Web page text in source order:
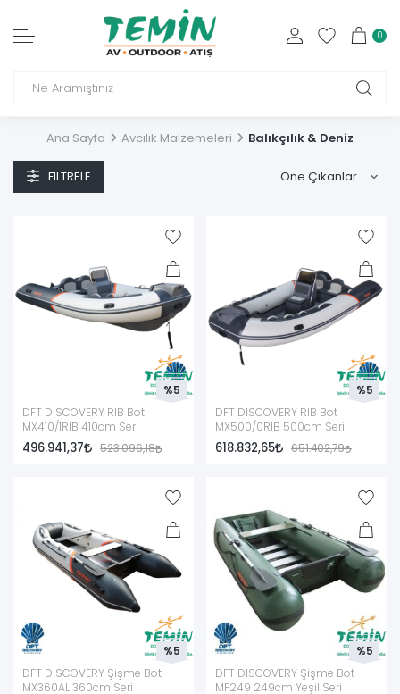
0
Ana Sayfa Avcılık Malzemeleri Balıkçılık & Deniz
FILTRELE
DFT DISCOVERY RIB Bot
MX410/1RIB 410cm Seri
496.941,37 523.096,18
%5
DFT DISCOVERY RIB Bot
MX500/0RIB 500cm Seri
618.832,65 651.402,79
%5
DFT DISCOVERY Şişme Bot
MX360AL 360cm Seri
%5
DFT DISCOVERY Şişme Bot
MF249 249cm Yeşil Seri
%5